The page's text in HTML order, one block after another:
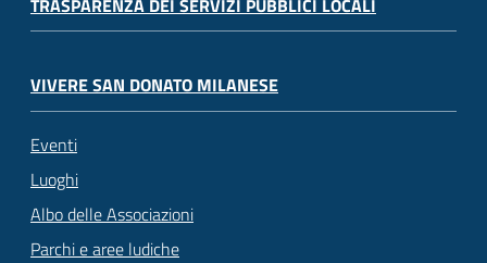
TRASPARENZA DEI SERVIZI PUBBLICI LOCALI
VIVERE SAN DONATO MILANESE
Eventi
Luoghi
Albo delle Associazioni
Parchi e aree ludiche